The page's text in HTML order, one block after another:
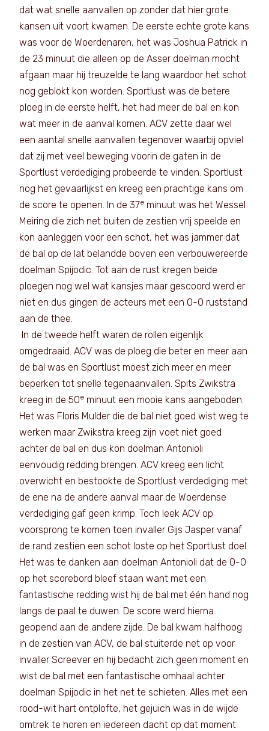
dat wat snelle aanvallen op zonder dat hier grote
kansen uit voort kwamen. De eerste echte grote kans
was voor de Woerdenaren, het was Joshua Patrick in
de 23 minuut die alleen op de Asser doelman mocht
afgaan maar hij treuzelde te lang waardoor het schot
nog geblokt kon worden. Sportlust was de betere
ploeg in de eerste helft, het had meer de bal en kon
wat meer in de aanval komen. ACV zette daar wel
een aantal snelle aanvallen tegenover waarbij opviel
dat zij met veel beweging voorin de gaten in de
Sportlust verdediging probeerde te vinden. Sportlust
nog het gevaarlijkst en kreeg een prachtige kans om
de score te openen. In de 37e minuut was het Wessel
Meiring die zich net buiten de zestien vrij speelde en
kon aanleggen voor een schot, het was jammer dat
de bal op de lat belandde boven een verbouwereerde
doelman Spijodic. Tot aan de rust kregen beide
ploegen nog wel wat kansjes maar gescoord werd er
niet en dus gingen de acteurs met een 0-0 ruststand
aan de thee.
In de tweede helft waren de rollen eigenlijk
omgedraaid. ACV was de ploeg die beter en meer aan
de bal was en Sportlust moest zich meer en meer
beperken tot snelle tegenaanvallen. Spits Zwikstra
kreeg in de 50e minuut een mooie kans aangeboden.
Het was Floris Mulder die de bal niet goed wist weg te
werken maar Zwikstra kreeg zijn voet niet goed
achter de bal en dus kon doelman Antonioli
eenvoudig redding brengen. ACV kreeg een licht
overwicht en bestookte de Sportlust verdediging met
de ene na de andere aanval maar de Woerdense
verdediging gaf geen krimp. Toch leek ACV op
voorsprong te komen toen invaller Gijs Jasper vanaf
de rand zestien een schot loste op het Sportlust doel.
Het was te danken aan doelman Antonioli dat de 0-0
op het scorebord bleef staan want met een
fantastische redding wist hij de bal met één hand nog
langs de paal te duwen. De score werd hierna
geopend aan de andere zijde. De bal kwam halfhoog
in de zestien van ACV, de bal stuiterde net op voor
invaller Screever en hij bedacht zich geen moment en
wist de bal met een fantastische omhaal achter
doelman Spijodic in het net te schieten. Alles met een
rood-wit hart ontplofte, het gejuich was in de wijde
omtrek te horen en iedereen dacht op dat moment